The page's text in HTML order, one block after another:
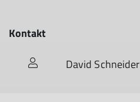
Kontakt
David Schneider